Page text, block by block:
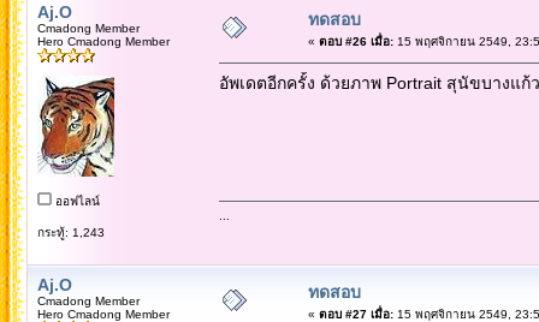
Aj.O
Cmadong Member
Hero Cmadong Member
ออฟไลน์
กระทู้: 1,243
ทดสอบ
« ตอบ #26 เมื่อ:15 พฤศจิกายน 2549,
อัพเดตอีกครั้ง ด้วยภาพ Portrait สุนัขบางแ
Aj.O
Cmadong Member
Hero Cmadong Member
ทดสอบ
« ตอบ #27 เมื่อ:15 พฤศจิกายน 2549,